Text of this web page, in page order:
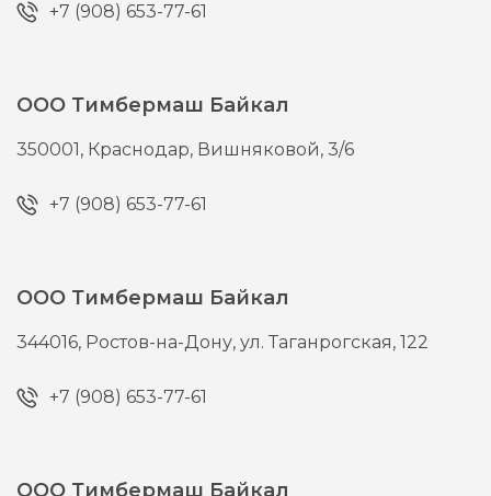
+7 (908) 653-77-61
ООО Тимбермаш Байкал
350001, Краснодар, Вишняковой, 3/6
+7 (908) 653-77-61
ООО Тимбермаш Байкал
344016, Ростов-на-Дону,ул. Таганрогская, 122
+7 (908) 653-77-61
ООО Тимбермаш Байкал